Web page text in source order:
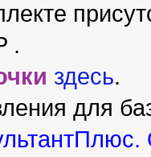
.
здесь.
для